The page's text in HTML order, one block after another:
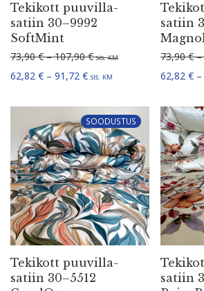
Tekikott puuvil­la­
satiin 30–9992
SoftMint
73,90€ – 107,90€Hinna­va­hemik: 73,90 €
sis.KM
62,82 € – 91,72 €Hinna­va­hemik: 62,82 €
sis. KM
satiin
73,90€ –
62,82 € –
SOODUSTUS
Tekikott puuvil­la­
satiin 30–5512
satiin